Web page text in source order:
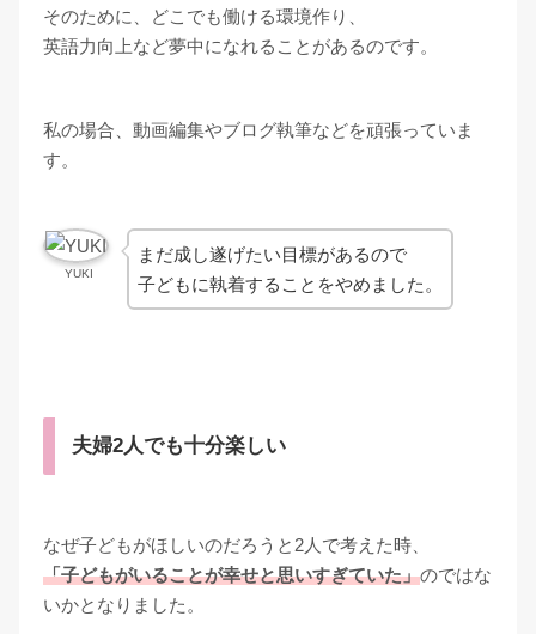
そのために、どこでも働ける環境作り、
英語力向上など夢中になれることがあるのです。
私の場合、動画編集やブログ執筆などを頑張っていま
す。
YUKI
まだ成し遂げたい目標があるので
子どもに執着することをやめました。
夫婦2人でも十分楽しい
なぜ子どもがほしいのだろうと2人で考えた時、
「子どもがいることが幸せと思いすぎていた」のではな
いかとなりました。